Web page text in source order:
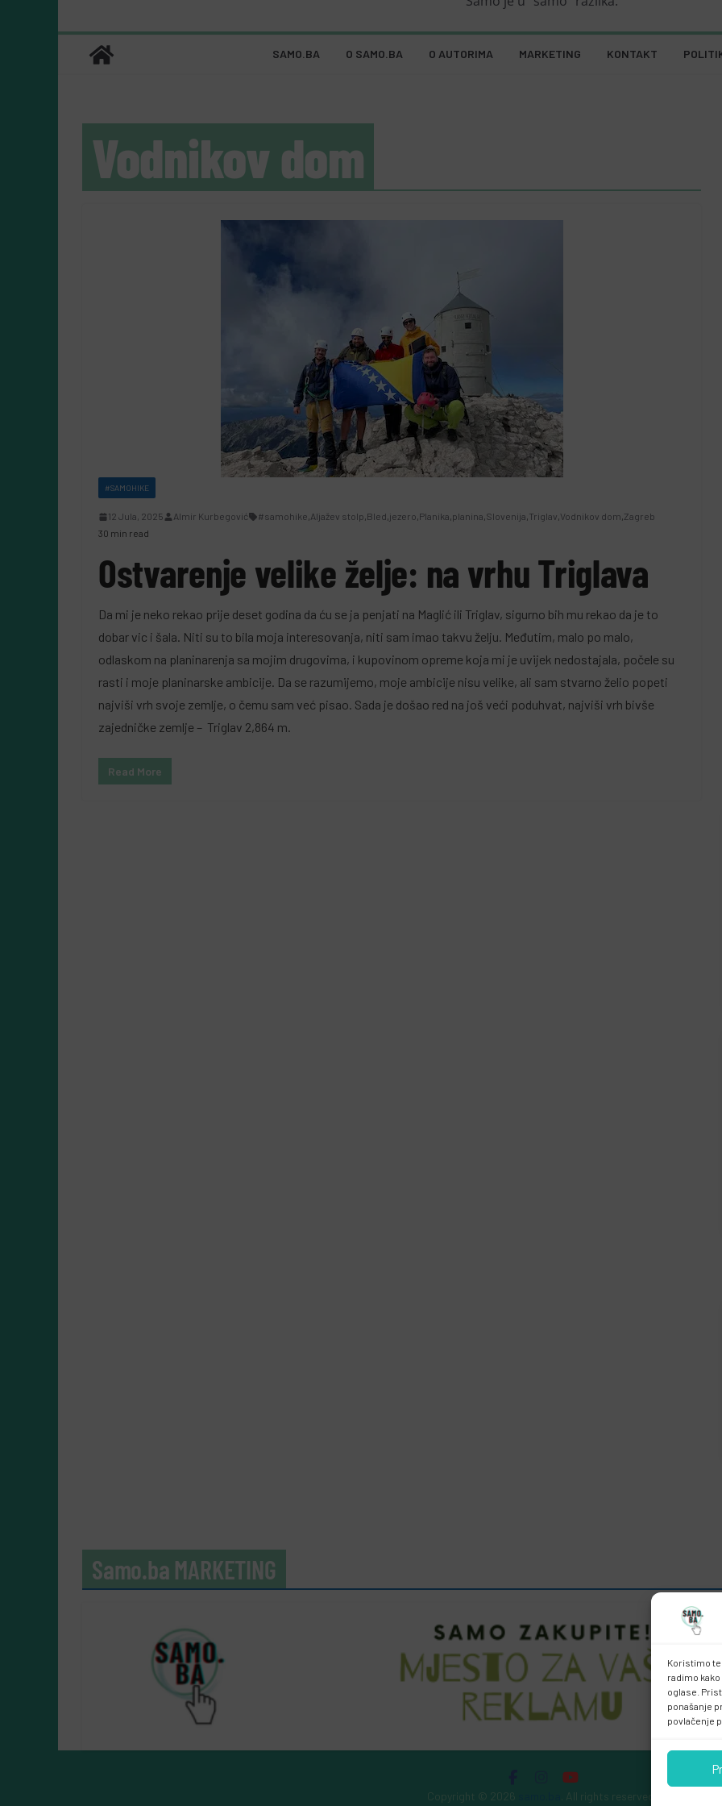
Koristimo
radimo
oglase.
ponašanje
povlačenje
SAMO.BA O SAMO.BA O AUTORIMA MARKETING KONTAKT
Vodnikov dom
#SAMOHIKE
12 Jula, 2025 Almir Kurbegović #samohike,Aljažev stolp,Bled,jezero,Planika,planina,Slovenija,Triglav,Vodnikov dom,Zagreb
30 min read
Ostvarenje velike želje: na vrhu Triglava
Da mi je neko rekao prije deset godina da ću se ja penjati na Maglić ili Triglav, sigurno bih mu rekao da je to
dobar vic i šala. Niti su to bila moja interesovanja, niti sam imao takvu želju. Međutim, malo po malo,
odlaskom na planinarenja sa mojim drugovima, i kupovinom opreme koja mi je uvijek nedostajala, počele su
rasti i moje planinarske ambicije. Da se razumijemo, moje ambicije nisu velike, ali sam stvarno želio popeti
najviši vrh svoje zemlje, o čemu sam već pisao. Sada je došao red na još veći poduhvat, najviši vrh bivše
zajedničke zemlje – Triglav 2,864 m.
Read More
u BiH:
zbrinjavanje e-
postaje
Almir Kurbegović
Sarajevo koje je mirisalo
na Pariz: Malraux, Bueb i
jedno izgubljeno vrijeme
koje se vraća u sjećanje
6 Jula, 2026 Leila Kurbegović
Akademkinja Senka
Mesihović-Dinarević:
Mogla je ostati u
Izabrala je Sarajevo
27 Juna, 2026 Leila Kurbegović